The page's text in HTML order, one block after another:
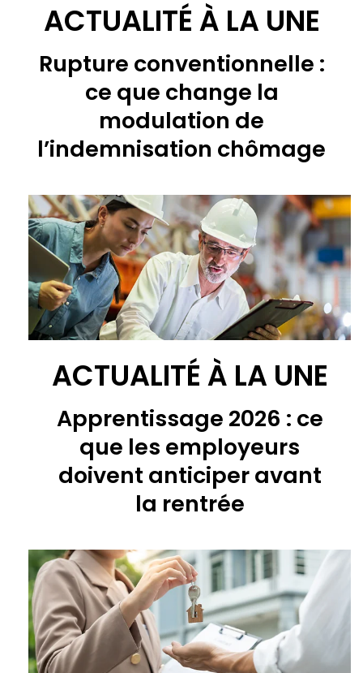
ACTUALITÉ À LA UNE
Rupture conventionnelle :
ce que change la
modulation de
l’indemnisation chômage
ACTUALITÉ À LA UNE
Apprentissage 2026 : ce
que les employeurs
doivent anticiper avant
la rentrée